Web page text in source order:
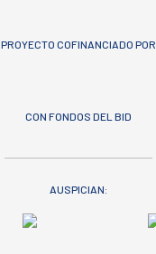
PROYECTO COFINANCIADO POR
CON FONDOS DEL BID
AUSPICIAN: